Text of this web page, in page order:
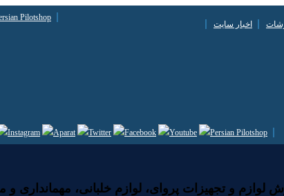
اخبار سایت
و تجهیزات پروای، لوازم خلبانی، مهمانداری و